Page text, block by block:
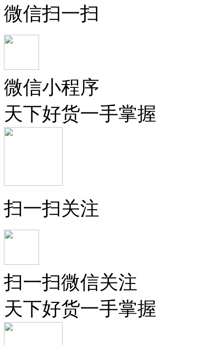
微信扫一扫
微信小程序
天下好货一手掌握
扫一扫关注
扫一扫微信关注
天下好货一手掌握